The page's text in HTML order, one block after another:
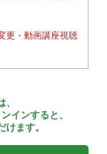
更・動画講座視聴
インすると、
ます。